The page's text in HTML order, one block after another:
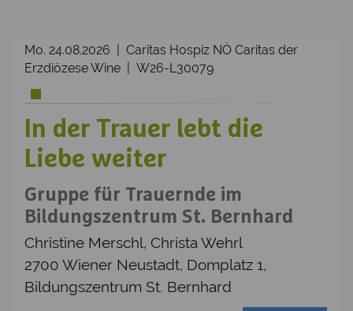
Mo. 24.08.2026 | Caritas Hospiz NÖ Caritas der
Erzdiözese Wine | W26-L30079
In der Trauer lebt die
Liebe weiter
Gruppe für Trauernde im
Bildungszentrum St. Bernhard
Christine Merschl, Christa Wehrl
2700 Wiener Neustadt, Domplatz 1,
Bildungszentrum St. Bernhard